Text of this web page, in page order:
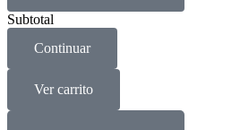
Subtotal
Continuar
Ver carrito